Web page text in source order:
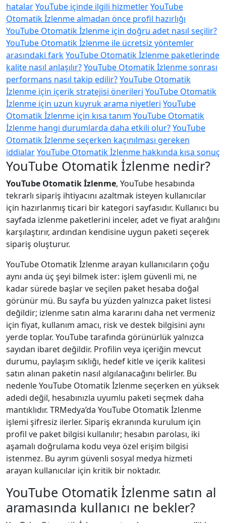
hatalarYouTube içinde ilgili hizmetlerYouTube
Otomatik İzlenme almadan önce profil hazırlığı
YouTube Otomatik İzlenme için doğru adet nasıl seçilir?
YouTube Otomatik İzlenme ile ücretsiz yöntemler
arasındaki farkYouTube Otomatik İzlenme paketlerinde
kalite nasıl anlaşılır?YouTube Otomatik İzlenme sonrası
performans nasıl takip edilir?YouTube Otomatik
İzlenme için içerik stratejisi önerileri YouTube Otomatik
İzlenme için uzun kuyruk arama niyetleri YouTube
Otomatik İzlenme için kısa tanım YouTube Otomatik
İzlenme hangi durumlarda daha etkili olur?YouTube
Otomatik İzlenme seçerken kaçınılması gereken
iddialarYouTube Otomatik İzlenme hakkında kısa sonuç
YouTube Otomatik İzlenme nedir?
YouTube Otomatik İzlenme, YouTube hesabında
tekrarlı sipariş ihtiyacını azaltmak isteyen kullanıcılar
için hazırlanmış ticari bir kategori sayfasıdır. Kullanıcı bu
sayfada izlenme paketlerini inceler, adet ve fiyat aralığını
karşılaştırır, ardından kendisine uygun paketi seçerek
sipariş oluşturur.
YouTube Otomatik İzlenme arayan kullanıcıların çoğu
aynı anda üç şeyi bilmek ister: işlem güvenli mi, ne
kadar sürede başlar ve seçilen paket hesaba doğal
görünür mü. Bu sayfa bu yüzden yalnızca paket listesi
değildir; izlenme satın alma kararını daha net vermeniz
için fiyat, kullanım amacı, risk ve destek bilgisini aynı
yerde toplar. YouTube tarafında görünürlük yalnızca
sayıdan ibaret değildir. Profilin veya içeriğin mevcut
durumu, paylaşım sıklığı, hedef kitle ve içerik kalitesi
satın alınan paketin nasıl algılanacağını belirler. Bu
nedenle YouTube Otomatik İzlenme seçerken en yüksek
adedi değil, hesabınızla uyumlu paketi seçmek daha
mantıklıdır. TRMedya’da YouTube Otomatik İzlenme
işlemi şifresiz ilerler. Sipariş ekranında kurulum için
profil ve paket bilgisi kullanılır; hesabın parolası, iki
aşamalı doğrulama kodu veya özel erişim bilgisi
istenmez. Bu ayrım güvenli sosyal medya hizmeti
arayan kullanıcılar için kritik bir noktadır.
YouTube Otomatik İzlenme satın al
aramasında kullanıcı ne bekler?